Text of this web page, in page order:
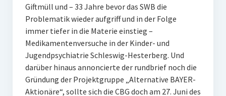
Giftmüll und – 33 Jahre bevor das SWB die
Problematik wieder aufgriff und in der Folge
immer tiefer in die Materie einstieg –
Medikamentenversuche in der Kinder- und
Jugendpsychiatrie Schleswig-Hesterberg. Und
darüber hinaus annoncierte der rundbrief noch die
Gründung der Projektgruppe „Alternative BAYER-
Aktionäre“, sollte sich die CBG doch am 27. Juni des